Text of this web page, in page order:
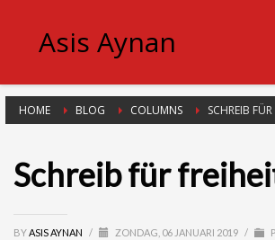
Asis Aynan
HOME BLOG COLUMNS SCHREIB FÜR
Schreib für
BYASIS AYNAN / ZONDAG, 06 JANUARI 2019 /